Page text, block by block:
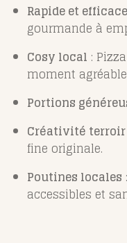
Rapide et efficace
gourmande à
Cosy local :
moment
Portions
Créativité terroir
fine originale.
Poutines locales
accessibles et